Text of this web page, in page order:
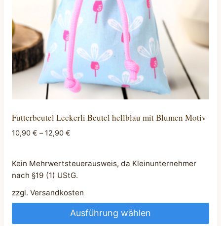
Futterbeutel Leckerli Beutel hellblau mit Blumen Motiv
10,90 € –12,90 €
Kein Mehrwertsteuerausweis, da Kleinunternehmer
nach §19 (1) UStG.
zzgl. Versandkosten
Ausführung wählen